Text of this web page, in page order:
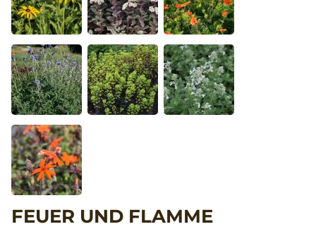
FEUER UND FLAMME